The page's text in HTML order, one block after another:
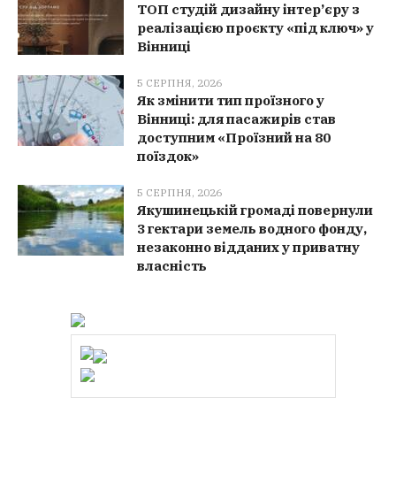
ТОП студій дизайну інтер’єру з
реалізацією проєкту «під ключ» у
Вінниці
5 СЕРПНЯ, 2026
Як змінити тип проїзного у
Вінниці: для пасажирів став
доступним «Проїзний на 80
поїздок»
5 СЕРПНЯ, 2026
Якушинецькій громаді повернули
3 гектари земель водного фонду,
незаконно відданих у приватну
власність